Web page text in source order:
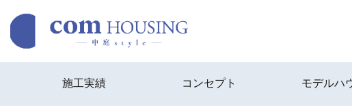
施工実績 コンセプト モデルハ